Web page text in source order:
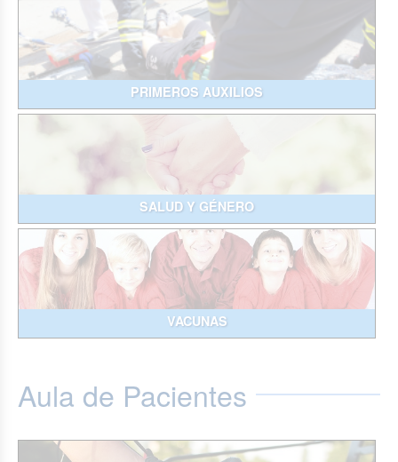
PRIMEROS AUXILIOS
SALUD Y GÉNERO
VACUNAS
Aula de Pacientes